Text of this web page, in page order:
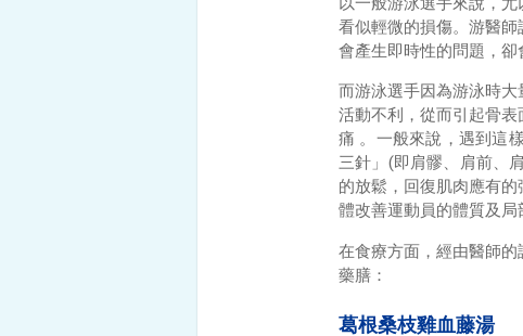
看似輕微的損傷。游醫
會產生即時性的問題，
而游泳選手因為游泳時
活動不利，從而引起骨
痛 。一般來說，遇到這
三針」(即肩髎、肩前、
的放鬆，回復肌肉應有
體改善運動員的體質及局
在食療方面，經由醫師
藥膳：
葛根桑枝雞血藤湯